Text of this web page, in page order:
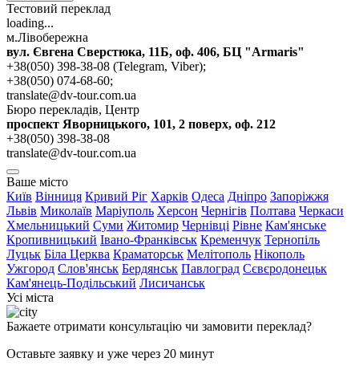
Тестовий переклад
loading...
м.Лівобережна
вул. Євгена Сверстюка, 11Б, оф. 406, БЦ "Armaris"
+38(050) 398-38-08 (Telegram, Viber);
+38(050) 074-68-60;
translate@dv-tour.com.ua
Бюро перекладів, Центр
проспект Яворницького, 101, 2 поверх, оф. 212
+38(050) 398-38-08
translate@dv-tour.com.ua
Ваше місто
Київ Вінниця Кривий Ріг Харків Одеса Дніпро Запоріжжя
Львів Миколаїв Маріуполь Херсон Чернігів Полтава Черкаси
Хмельницький Суми Житомир Чернівці Рівне Кам'янське
Кропивницький Івано-Франківськ Кременчук Тернопіль
Луцьк Біла Церква Краматорськ Мелітополь Нікополь
Ужгород Слов'янськ Бердянськ Павлоград Сєвєродонецьк
Кам'янець-Подільський Лисичанськ
Усі міста
Бажаете отримати консультацію чи замовити переклад?
Оставьте заявку и уже через 20 минут